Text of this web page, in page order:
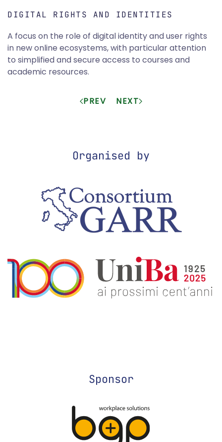
DIGITAL RIGHTS AND IDENTITIES
A focus on the role of digital identity and user rights
in new online ecosystems, with particular attention
to simplified and secure access to courses and
academic resources.
PREV NEXT
Organised by
Sponsor